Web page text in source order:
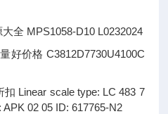
MPS1058-D10 L0232024
价格 C3812D7730U4100C
Linear scale type: LC 483 7
02 05 ID: 617765-N2